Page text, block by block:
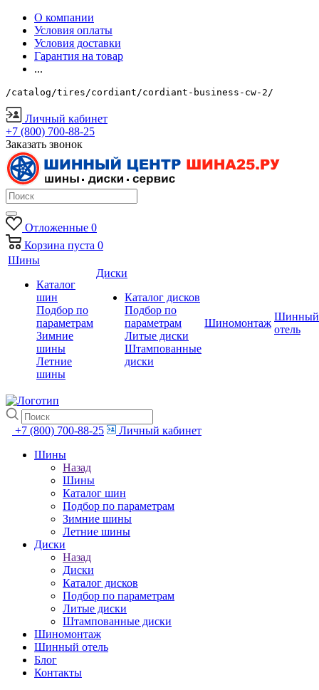
О компании
Условия оплаты
Условия доставки
Гарантия на товар
...
/catalog/tires/cordiant/cordiant-business-cw-2/
Личный кабинет
+7 (800) 700-88-25
Заказать звонок
Отложенные 0
Корзина пуста 0
Шины
Каталог
шин
Подбор по
параметрам
Зимние
шины
Летние
шины
Диски
Каталог дисков
Подбор по
параметрам
Литые диски
Штампованные
диски
Шиномонтаж
Шинный
отель
+7 (800) 700-88-25
Личный кабинет
Шины
Назад
Шины
Каталог шин
Подбор по параметрам
Зимние шины
Летние шины
Диски
Назад
Диски
Каталог дисков
Подбор по параметрам
Литые диски
Штампованные диски
Шиномонтаж
Шинный отель
Блог
Контакты